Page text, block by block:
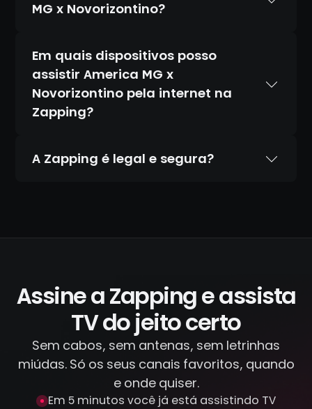
MG x Novorizontino?
Em quais dispositivos posso
assistir America MG x
Novorizontino pela internet na
Zapping?
A Zapping é legal e segura?
os canais que transmitimos, diferente de
canais criptografados e protegidos: não
armazenamos seus dados de pagamento.
Assine a Zapping e assista
TV do jeito certo
Sem cabos, sem antenas, sem letrinhas
miúdas. Só os seus canais favoritos, quando
e onde quiser.
Em 5 minutos você já está assistindo TV